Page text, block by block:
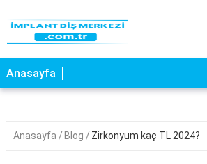
Anasayfa
Anasayfa Blog Zirkonyum kaç TL 2024?